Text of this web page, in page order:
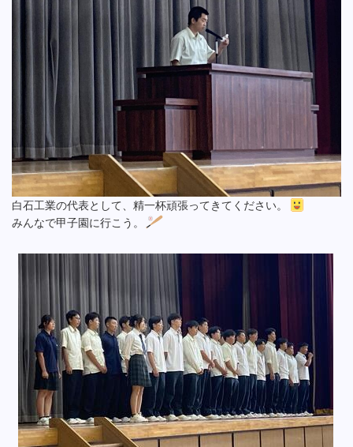
白石工業の代表として、精一杯頑張ってきてください。
みんなで甲子園に行こう。